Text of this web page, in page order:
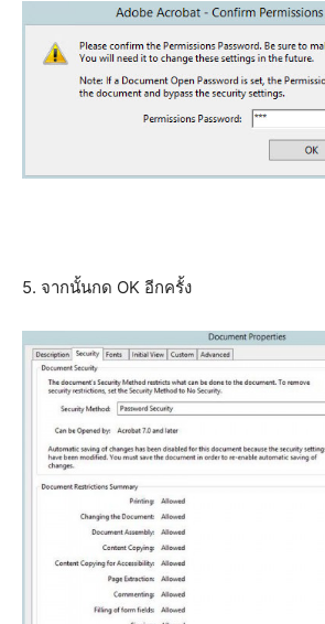
5. จากนั้นกด OK อีกครั้ง